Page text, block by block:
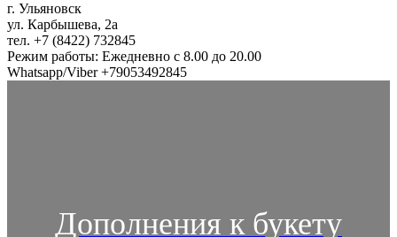
г. Ульяновск
ул. Карбышева, 2а
тел. +7 (8422) 732845
Режим работы: Ежедневно с 8.00 до 20.00
Whatsapp/Viber +79053492845
Дополнения к букету